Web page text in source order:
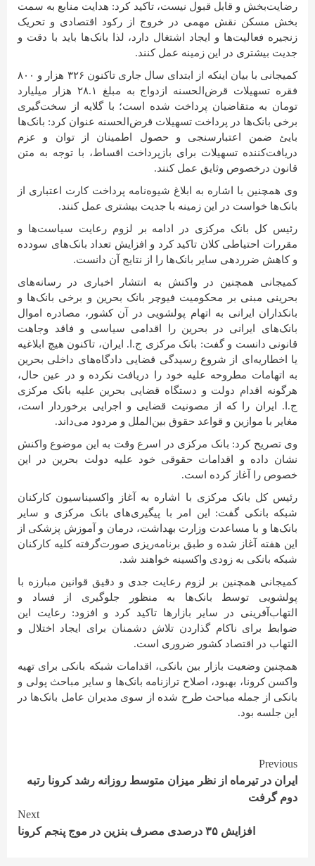
رضایت‌بخش و قابل قبول نیست، تاکید کرد: هدایت منابع به سمت
بخش مسکن نقش مهمی در خروج از رکود اقتصادی و تحریک
زنجیره فعالیت‌ها و ایجاد اشتغال دارد، لذا بانک‌ها باید با دقت و
جدیت بیشتری در این زمینه عمل کنند.
کمیجانی با بیان اینکه از ابتدای سال جاری تاکنون ۳۲۶ هزار و ۸۰۰
فقره تسهیلات قرض‌الحسنه ازدواج به مبلغ ۲۸.۱ هزار میلیارد
تومان به متقاضیان پرداخت شده است؛ با گلایه از سخت‌گیری
برخی بانک‌ها در پرداخت تسهیلات قرض‌الحسنه عنوان کرد: بانک‌ها
بایئ ضمن اعتبارسنجی و حصول اطمینان از توان و عزم
دریافت‌کننده تسهیلات برای بازپرداخت اقساط، با توجه به متن
قانون درخصوص وثایق عمل کنند.
وی همچنین با اشاره به ابلاغ شیوه‌نامه پرداخت کارت اعتباری از
بانک‌ها خواست در این زمینه با جدیت بیشتری عمل کنند.
رئیس کل بانک مرکزی در ادامه بر لزوم رعایت سیاست‌ها و
مقررات احتیاطی کلان تاکید کرد و افزایش تعداد بانک‌های سودده
و کاهش ضرردهی سایر بانک‌ها را از نتایج آن دانست.
کمیجانی همچنین در واکنش به انتشار اخباری در رسانه‌های
بحرینی مبنی بر محکومیت فیوچر بانک بحرین و برخی بانک‌ها و
بانکداران ایرانی به اتهام پولشویی در آن کشور، مصادره اموال
بانک‌های ایرانی در بحرین را اقدامی سیاسی و فاقد وجاهت
قانونی دانست و گفت: بانک مرکزی ج.ا. ایران، تاکنون هیچ ابلاغیه
یا اخطاریه‌ای از شروع رسیدگی قضایی دادگاه‌های داخلی بحرین
به اتهامات مطروحه علیه خود را دریافت نکرده و در عین حال،
هرگونه اقدام دولت و دستگاه قضایی بحرین علیه بانک مرکزی
ج.ا. ایران را که از مصونیت قضایی و اجرایی برخوردار است،
مغایر با موازین و قواعد حقوق بین‌الملل و مردود می‌داند.
وی تصریح کرد: بانک مرکزی در اسرع وقت به این موضوع واکنش
نشان داده و اقدامات حقوقی خود علیه دولت بحرین در این
خصوص را آغاز کرده است.
رئیس کل بانک مرکزی با اشاره به آغاز واکسیناسیون کارکنان
شبکه بانکی گفت: این امر با پیگیری‌های بانک مرکزی و سایر
بانک‌ها و با مساعدت وزارت بهداشت، درمان و آموزش پزشکی از
این هفته آغاز شده و طبق برنامه‌ریزی صورت‌گرفته کلیه کارکنان
شبکه بانکی به زودی واکسینه خواهند شد.
کمیجانی همچنین بر لزوم رعایت جدی و دقیق قوانین مبارزه با
پولشویی توسط بانک‌ها به منظور جلوگیری از فساد و
التهاب‌آفرینی در سایر بازارها تاکید کرد و افزود: رعایت این
ضوابط برای ناکام گذاردن تلاش دشمنان برای ایجاد اختلال و
التهاب در اقتصاد کشور ضروری است.
همچنین وضعیت بازار بین بانکی، اقدامات شبکه بانکی برای تهیه
واکسن کرونا، بهبود، اصلاح ترازنامه بانک‌ها و سایر مباحث پولی و
بانکی از جمله مباحث طرح شده از سوی مدیران عامل بانک‌ها در
این جلسه بود.
Continue
Reading
Previous
ایران در تیرماه از نظر میزان متوسط روزانه رشد کرونا رتبه
دوم گرفت
Next
افزایش ۳۵ درصدی مصرف بنزین در موج پنجم کرونا